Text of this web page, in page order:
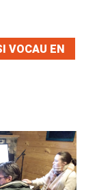
VOCAU EN